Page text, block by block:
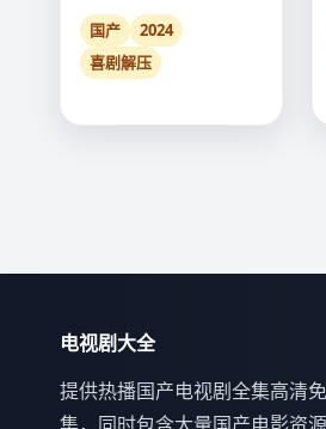
竟撬动了整个商业帝
国。
国产
2024
喜剧解压
电视剧大全
提供热播国产电视剧全集高清